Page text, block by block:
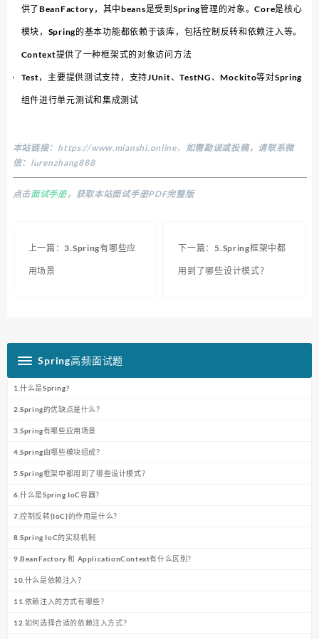
供了BeanFactory，其中beans是受到Spring管理的对象。Core是核心
模块，Spring的基本功能都依赖于该库，包括控制反转和依赖注入等。
Context提供了一种框架式的对象访问方法
Test，主要提供测试支持，支持JUnit、TestNG、Mockito等对Spring
组件进行单元测试和集成测试
本站链接： https://www.mianshi.online， 如需勘误或投稿，请联系微
信：lurenzhang888
点击面试手册，获取本站面试手册PDF完整版
上一篇：3.Spring有哪些应
用场景
下一篇：5.Spring框架中都
用到了哪些设计模式？
Spring高频面试题
1.什么是Spring?
2.Spring的优缺点是什么？
3.Spring有哪些应用场景
4.Spring由哪些模块组成？
5.Spring框架中都用到了哪些设计模式？
6.什么是Spring IoC容器？
7.控制反转(IoC)的作用是什么？
8.Spring IoC的实现机制
9.BeanFactory 和 ApplicationContext有什么区别？
10.什么是依赖注入？
11.依赖注入的方式有哪些？
12.如何选择合适的依赖注入方式？